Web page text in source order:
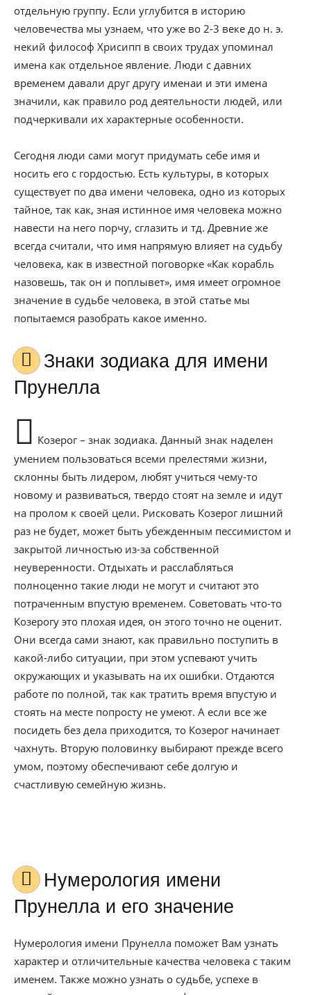
отдельную группу. Если углубится в историю
человечества мы узнаем, что уже во 2-3 веке до н. э.
некий философ Хрисипп в своих трудах упоминал
имена как отдельное явление. Люди с давних
временем давали друг другу именаи и эти имена
значили, как правило род деятельности людей, или
подчеркивали их характерные особенности.
Сегодня люди сами могут придумать себе имя и
носить его с гордостью. Есть культуры, в которых
существует по два имени человека, одно из которых
тайное, так как, зная истинное имя человека можно
навести на него порчу, сглазить и тд. Древние же
всегда считали, что имя напрямую влияет на судьбу
человека, как в известной поговорке «Как корабль
назовешь, так он и поплывет», имя имеет огромное
значение в судьбе человека, в этой статье мы
попытаемся разобрать какое именно.
Знаки зодиака для имени
Прунелла
Козерог – знак зодиака. Данный знак наделен
умением пользоваться всеми прелестями жизни,
склонны быть лидером, любят учиться чему-то
новому и развиваться, твердо стоят на земле и идут
на пролом к своей цели. Рисковать Козерог лишний
раз не будет, может быть убежденным пессимистом и
закрытой личностью из-за собственной
неуверенности. Отдыхать и расслабляться
полноценно такие люди не могут и считают это
потраченным впустую временем. Советовать что-то
Козерогу это плохая идея, он этого точно не оценит.
Они всегда сами знают, как правильно поступить в
какой-либо ситуации, при этом успевают учить
окружающих и указывать на их ошибки. Отдаются
работе по полной, так как тратить время впустую и
стоять на месте попросту не умеют. А если все же
посидеть без дела приходится, то Козерог начинает
чахнуть. Вторую половинку выбирают прежде всего
умом, поэтому обеспечивают себе долгую и
счастливую семейную жизнь.
Нумерология имени
Прунелла и его значение
Нумерология имени Прунелла поможет Вам узнать
характер и отличительные качества человека с таким
именем. Также можно узнать о судьбе, успехе в